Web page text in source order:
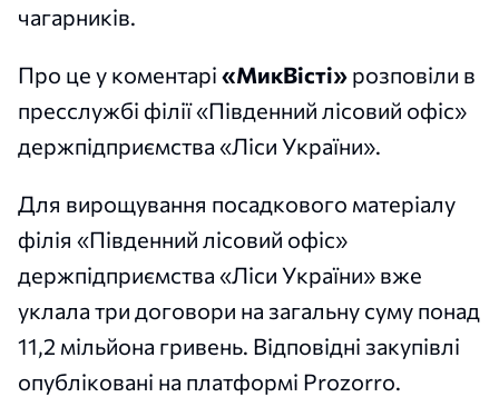
чагарників.
Про це у коментарі «МикВісті» розповіли в
пресслужбі філії «Південний лісовий офіс»
держпідприємства «Ліси України».
Для вирощування посадкового матеріалу
філія «Південний лісовий офіс»
держпідприємства «Ліси України» вже
уклала три договори на загальну суму понад
11,2 мільйона гривень. Відповідні закупівлі
опубліковані на платформі Prozorro.